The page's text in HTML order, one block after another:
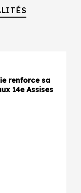
renforce sa
14e Assises